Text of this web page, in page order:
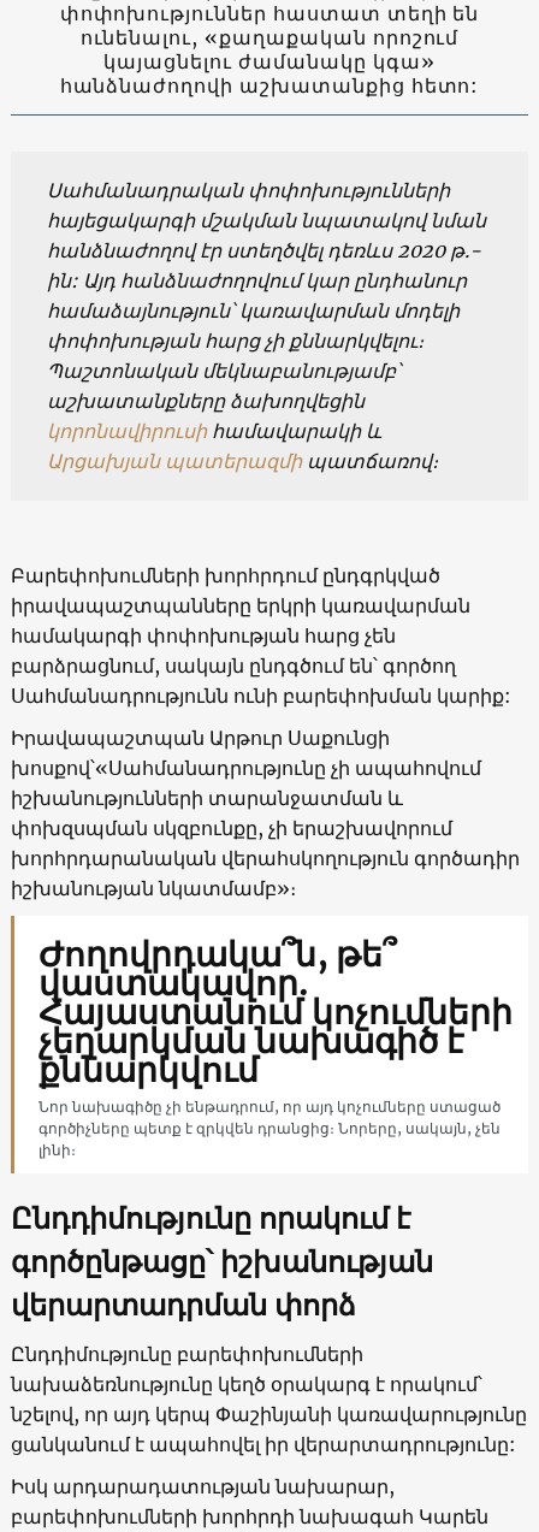
փոփոխություններ հաստատ տեղի են
ունենալու, «քաղաքական որոշում
կայացնելու ժամանակը կգա»
հանձնաժողովի աշխատանքից հետո:
Սահմանադրական փոփոխությունների
հայեցակարգի մշակման նպատակով նման
հանձնաժողով էր ստեղծվել դեռևս 2020 թ.-
ին: Այդ հանձնաժողովում կար ընդհանուր
համաձայնություն՝ կառավարման մոդելի
փոփոխության հարց չի քննարկվելու։
Պաշտոնական մեկնաբանությամբ՝
աշխատանքները ձախողվեցին
կորոնավիրուսիհամավարակի և
Արցախյան պատերազմիպատճառով։
Բարեփոխումների խորհրդում ընդգրկված
իրավապաշտպանները երկրի կառավարման
համակարգի փոփոխության հարց չեն
բարձրացնում, սակայն ընդգծում են՝ գործող
Սահմանադրությունն ունի բարեփոխման կարիք:
Իրավապաշտպան Արթուր Սաքունցի
խոսքով՝«Սահմանադրությունը չի ապահովում
իշխանությունների տարանջատման և
փոխզսպման սկզբունքը, չի երաշխավորում
խորհրդարանական վերահսկողություն գործադիր
իշխանության նկատմամբ»։
Ժողովրդակա՞ն, թե՞
վաստակավոր.
Հայաստանում կոչումների
չեղարկման նախագիծ է
քննարկվում
Նոր նախագիծը չի ենթադրում, որ այդ կոչումները ստացած
գործիչները պետք է զրկվեն դրանցից։ Նորերը, սակայն, չեն
լինի։
Ընդդիմությունը որակում է
գործընթացը՝ իշխանության
վերարտադրման փորձ
Ընդդիմությունը բարեփոխումների
նախաձեռնությունը կեղծ օրակարգ է որակում՝
նշելով, որ այդ կերպ Փաշինյանի կառավարությունը
ցանկանում է ապահովել իր վերարտադրությունը:
Իսկ արդարադատության նախարար,
բարեփոխումների խորհրդի նախագահ Կարեն